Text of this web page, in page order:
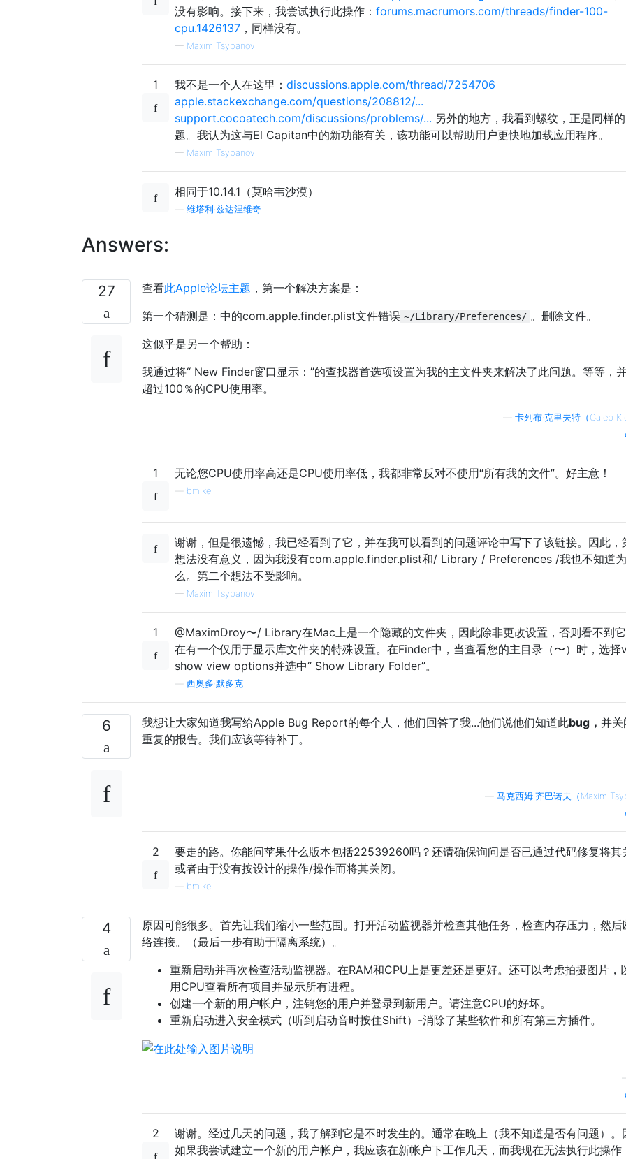
没有影响。接下来，我尝试执行此操作： forums.macrumors.com/threads/finder-100-
cpu.1426137 ，同样没有。
— Maxim Tsybanov
1 我不是一个人在这里： discussions.apple.com/thread/7254706
apple.stackexchange.com/questions/208812/...
support.cocoatech.com/discussions/problems/... 另外的地方，我看到螺纹，正是同样
题。我认为这与El Capitan中的新功能有关，该功能可以帮助用户更快地加载应用程序。
— Maxim Tsybanov
相同于10.14.1（莫哈韦沙漠）
维塔利·兹达涅维奇
Answers:
27 查看此Apple论坛主题 ，第一个解决方案是：
第一个猜测是：中的com.apple.finder.plist文件错误 ~/Library/Preferences/ 。删除文件。
这似乎是另一个帮助：
我通过将“ New Finder窗口显示：”的查找器首选项设置为我的主文件夹来解决了此问题。等等，
超过100％的CPU使用率。
卡列布·克里夫特（Caleb
1 无论您CPU使用率高还是CPU使用率低，我都非常反对不使用“所有我的文件”。好主意！
bmike
谢谢，但是很遗憾，我已经看到了它，并在我可以看到的问题评论中写下了该链接。因此，
想法没有意义，因为我没有com.apple.finder.plist和/ Library / Preferences /我也不知道
么。第二个想法不受影响。
— Maxim Tsybanov
1
@MaximDroy〜/ Library在Mac上是一个隐藏的文件夹，因此除非更改设置，否则看不到
在有一个仅用于显示库文件夹的特殊设置。在Finder中，当查看您的主目录（〜）时，选择
show view options并选中“ Show Library Folder”。
西奥多·默多克
6 我想让大家知道我写给Apple Bug Report的每个人，他们回答了我...他们说他们知道此bug， 并关
重复的报告。我们应该等待补丁。
马克西姆·齐巴诺夫（Maxim
2
要走的路。你能问苹果什么版本包括22539260吗？还请确保询问是否已通过代码修复将其
或者由于没有按设计的操作/操作而将其关闭。
bmike
4
原因可能很多。首先让我们缩小一些范围。打开活动监视器并检查其他任务，检查内存压力，然后
络连接。（最后一步有助于隔离系统）。
重新启动并再次检查活动监视器。在RAM和CPU上是更差还是更好。还可以考虑拍摄图片，
用CPU查看所有项目并显示所有进程。
创建一个新的用户帐户，注销您的用户并登录到新用户。请注意CPU的好坏。
重新启动进入安全模式（听到启动音时按住Shift）-消除了某些软件和所有第三方插件。
2
谢谢。经过几天的问题，我了解到它是不时发生的。通常在晚上（我不知道是否有问题）。
如果我尝试建立一个新的用户帐户，我应该在新帐户下工作几天，而我现在无法执行此操作